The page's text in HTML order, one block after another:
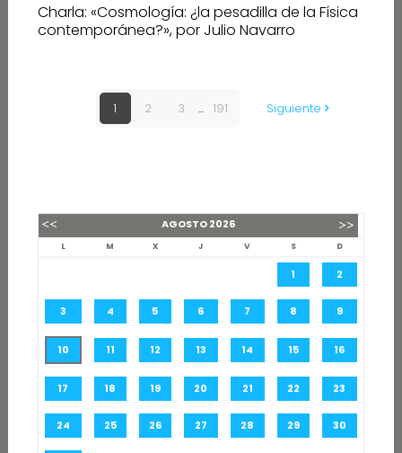
Charla: «Cosmología: ¿la pesadilla de la Física
contemporánea?», por Julio Navarro
1 2 3 ... 191 Siguiente
AGOSTO2026
L M X J V S D
1 2
3 4 5 6 7 8 9
10 11 12 13 14 15 16
17 18 19 20 21 22 23
24 25 26 27 28 29 30